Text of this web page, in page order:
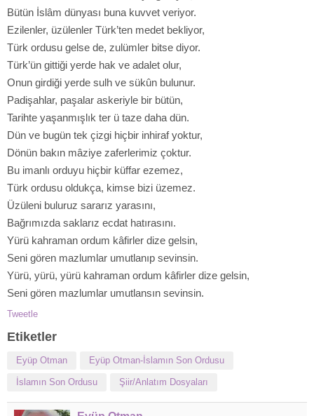
Bütün İslâm dünyası buna kuvvet veriyor.
Ezilenler, üzülenler Türk’ten medet bekliyor,
Türk ordusu gelse de, zulümler bitse diyor.
Türk’ün gittiği yerde hak ve adalet olur,
Onun girdiği yerde sulh ve sükûn bulunur.
Padişahlar, paşalar askeriyle bir bütün,
Tarihte yaşanmışlık ter ü taze daha dün.
Dün ve bugün tek çizgi hiçbir inhiraf yoktur,
Dönün bakın mâziye zaferlerimiz çoktur.
Bu imanlı orduyu hiçbir küffar ezemez,
Türk ordusu oldukça, kimse bizi üzemez.
Üzüleni buluruz sararız yarasını,
Bağrımızda saklarız ecdat hatırasını.
Yürü kahraman ordum kâfirler dize gelsin,
Seni gören mazlumlar umutlanıp sevinsin.
Yürü, yürü, yürü kahraman ordum kâfirler dize gelsin,
Seni gören mazlumlar umutlansın sevinsin.
Tweetle
Etiketler
Eyüp Otman Eyüp Otman-İslamın Son Ordusu
İslamın Son Ordusu Şiir/Anlatım Dosyaları